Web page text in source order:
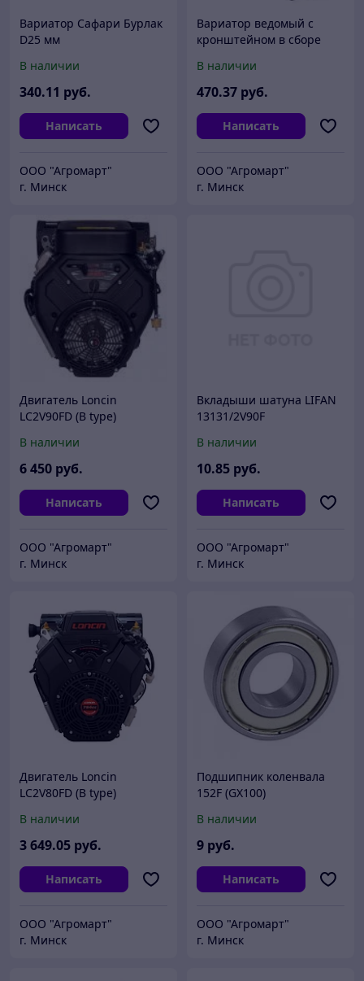
Вариатор Сафари Бурлак
D25 мм
В наличии
340.11 руб.
Написать
ООО "Агромарт"
г. Минск
Вариатор ведомый с
кронштейном в сборе
шпонку 8 мм
(Одноопорный)
В наличии
470.37 руб.
Написать
ООО "Агромарт"
г. Минск
Двигатель Loncin
LC2V90FD (B type)
Плоский в\фильтр
В наличии
6 450 руб.
Написать
ООО "Агромарт"
г. Минск
Вкладыши шатуна LIFAN
13131/2V90F
В наличии
10.85 руб.
Написать
ООО "Агромарт"
г. Минск
Двигатель Loncin
LC2V80FD (B type)
электрозапуск
В наличии
3 649.05 руб.
Написать
ООО "Агромарт"
г. Минск
Подшипник коленвала
152F (GX100)
В наличии
9 руб.
Написать
ООО "Агромарт"
г. Минск